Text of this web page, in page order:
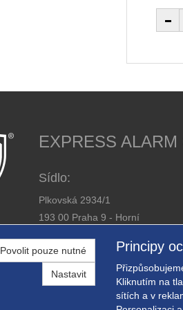
Povolit pouze nutné
Nastavit
Principy
Kliknutím na
sítích a v
EXPRESS ALARM
Sídlo:
Plkovská 2934/1
193 00 Praha 9 - Horní
IČ: 26446863
DIČ: CZ26446863